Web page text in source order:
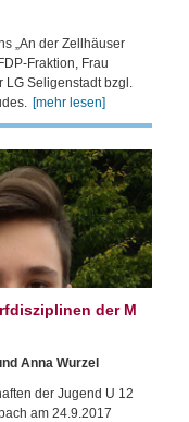
„An der Zellhäuser
Fraktion, Frau
LG Seligenstadt bzgl.
[mehr lesen]
der M
Anna Wurzel
der Jugend U 12
am 24.9.2017